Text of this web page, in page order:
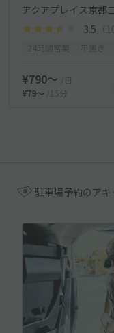
アクアプレイス京都
3.5 （
¥790〜
/日
¥79〜
/15分
駐車場予約のアキ